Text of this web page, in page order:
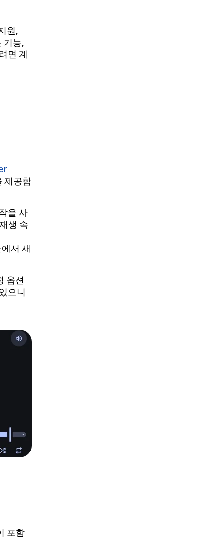
원,
기능,
면 계
제공합
을 사
생 속
서 새
옵션
으니
포함